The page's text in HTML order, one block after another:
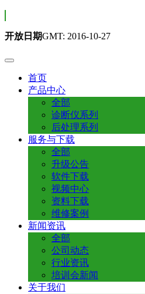
开放日期GMT: 2016-10-27
首页
产品中心
全部
诊断仪系列
后处理系列
服务与下载
全部
升级公告
软件下载
视频中心
资料下载
维修案例
新闻资讯
全部
公司动态
行业资讯
培训会新闻
关于我们